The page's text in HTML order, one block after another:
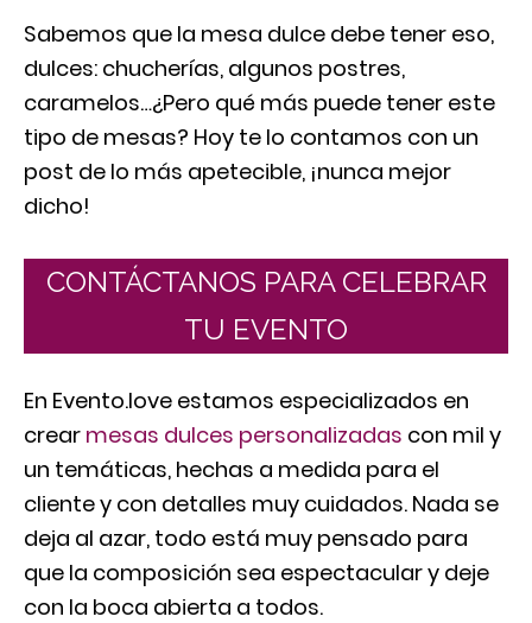
Sabemos que la mesa dulce debe tener eso,
dulces: chucherías, algunos postres,
caramelos…¿Pero qué más puede tener este
tipo de mesas? Hoy te lo contamos con un
post de lo más apetecible, ¡nunca mejor
dicho!
CONTÁCTANOS PARA CELEBRAR
TU EVENTO
En Evento.love estamos especializados en
crear mesas dulces personalizadas con mil y
un temáticas, hechas a medida para el
cliente y con detalles muy cuidados. Nada se
deja al azar, todo está muy pensado para
que la composición sea espectacular y deje
con la boca abierta a todos.